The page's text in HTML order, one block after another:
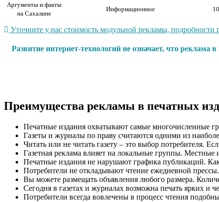
Аргументы и факты
на Сахалине
Информационное
Уточните у нас стоимость модульной рекламы,
Развитие интернет-технологий не означает, что
Преимущества рекламы в печатных
Печатные издания охватывают самые многочисленные
Газеты и журналы по праву считаются одними из
Читать или не читать газету – это выбор потребителя.
Газетная реклама влияет на локальные группы.
Печатные издания не нарушают графика публикаций. Как
Потребители не откладывают чтение ежедневной прессы.
Вы можете размещать объявления любого размера.
Сегодня в газетах и журналах возможна печать ярких и
Потребители всегда вовлечены в процесс чтения